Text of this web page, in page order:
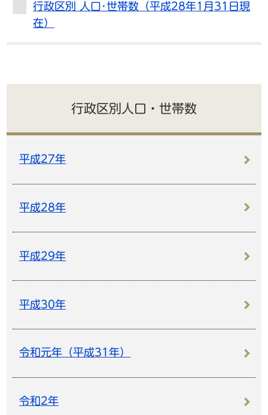
行政区別 人口･世帯数（平成28年1月31日現
在）
行政区別人口・世帯数
平成27年
平成28年
平成29年
平成30年
令和元年（平成31年）
令和2年